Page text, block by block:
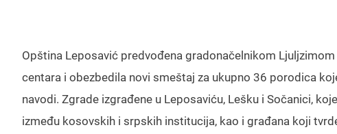
Opština Leposavić predvođena gradonačelnikom
centara i obezbedila novi smeštaj za ukupno 36 porodica
navodi. Zgrade izgrađene u Leposaviću, Lešku i Sočanici,
između kosovskih i srpskih institucija, kao i građana koji